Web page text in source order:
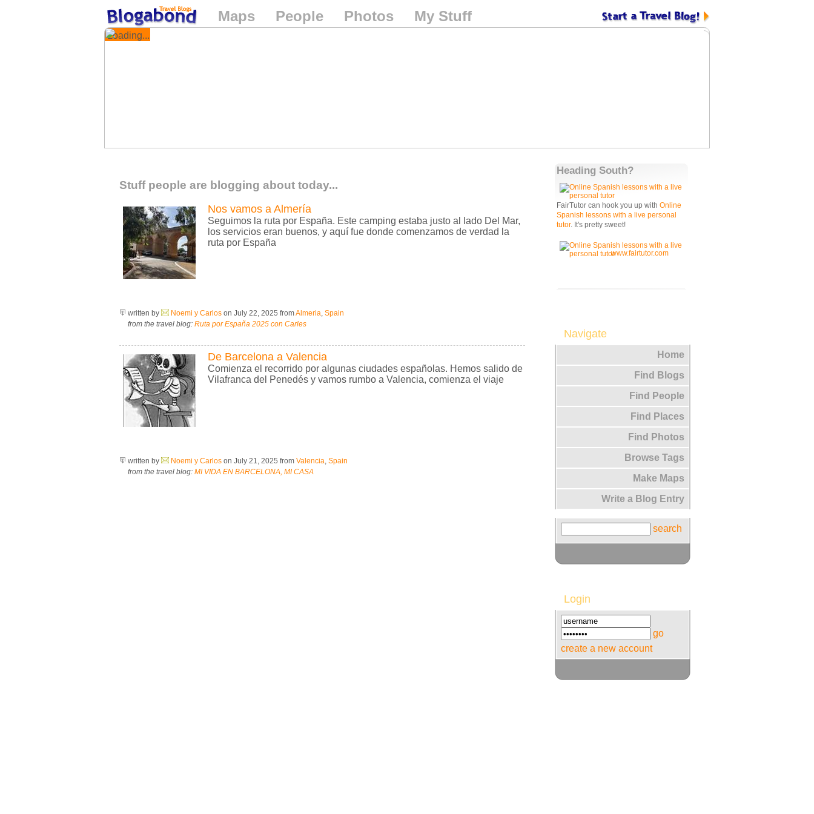
Loading...
Maps People Photos My Stuff
Stuff people are blogging about today...
Nos vamos a Almería
Seguimos la ruta por España. Este camping estaba justo al lado Del Mar,
los servicios eran buenos, y aquí fue donde comenzamos de verdad la
ruta por España
written by Noemi y Carlos on July 22, 2025 fromAlmeria, Spain
from the travel blog: Ruta por España 2025 con Carles
De Barcelona a Valencia
Comienza el recorrido por algunas ciudades españolas. Hemos salido de
Vilafranca del Penedés y vamos rumbo a Valencia, comienza el viaje
written by Noemi y Carlos on July 21, 2025 from Valencia, Spain
from the travel blog: MI VIDA EN BARCELONA, MI CASA
Heading South?
FairTutor can hook you up with Online
Spanish lessons with a live personal
tutor. It's pretty sweet!
www.fairtutor.com
Navigate
Home
Find Blogs
Find People
Find Places
Find Photos
Browse Tags
Make Maps
Write a Blog Entry
search
Login
go
create a new account